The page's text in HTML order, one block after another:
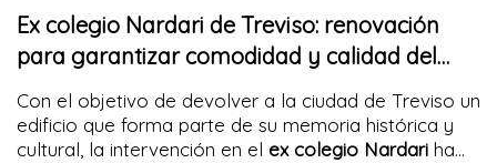
Ex colegio Nardari de Treviso: renovación
para garantizar comodidad y calidad del
aire
Con el objetivo de devolver a la ciudad de Treviso un
edificio que forma parte de su memoria histórica y
cultural, la intervención en el ex colegio Nardari ha